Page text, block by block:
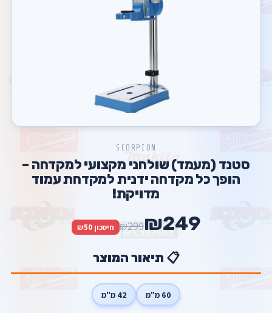
SCORPION
סטנד (מעמד) שולחני מקצועי למקדחה –
הופך כל מקדחה ידנית למקדחת עמוד
מדויקת!
₪249
₪299 חיסכון ₪50
📋 תיאור המוצר
60 מ"מ 42 מ"מ